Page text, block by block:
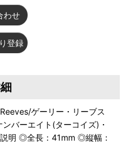
わせ
登録
ゲーリー・リーブス
バーエイト(ターコイズ)・
明 ◎全長：41mm ◎縦幅：